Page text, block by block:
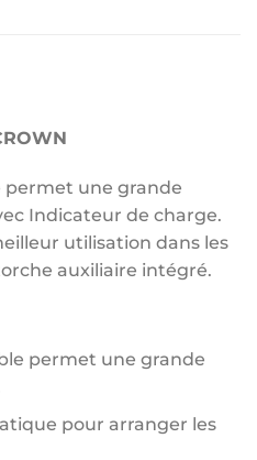
permet une grande
Indicateur de charge.
utilisation dans les
auxiliaire intégré.
permet une grande
pour arranger les